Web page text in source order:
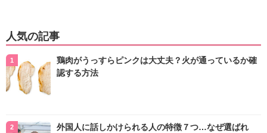
人気の記事
鶏肉がうっすらピンクは大丈夫？火が通っているか確
認する方法
外国人に話しかけられる人の特徴７つ…なぜ選ばれ